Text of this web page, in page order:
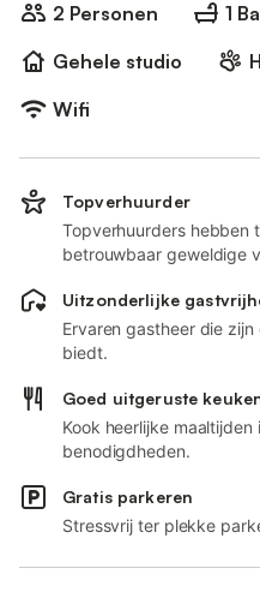
2 Personen 1
Gehele studio
Wifi
Topverhuurder
Topverhuurders hebben
betrouwbaar geweldige
Uitzonderlijke
Ervaren gastheer die
biedt.
Goed uitgeruste
Kook heerlijke
benodigdheden.
Gratis parkeren
Stressvrij ter plekke